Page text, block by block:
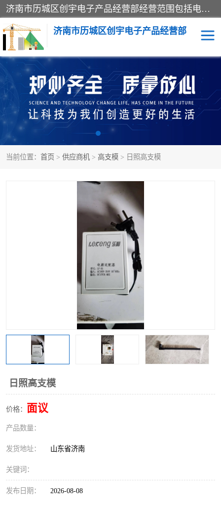
济南市历城区创宇电子产品经营部经营范围包括电子产品、起重机械配件、电气设备、仪器仪表、配电箱、监控设备的批发、零售；配电箱、仪器仪表（不含计量器）、工业自动化设备（不含特种设备、电力设备）的安装、维修。（依法须经批准的项目，经相关部门批准后方可开展经营活动）。
济南市历城区创宇电子产品经营部
当前位置： 首页 > 供应商机 > 高支模 > 日照高支模
日照高支模
价格： 面议
产品数量：
发货地址： 山东省济南
关键词：
发布日期： 2026-08-08
标养式监测 吊钩可视化
钢丝绳监控 高支模
升降机 施工临电箱监测系统